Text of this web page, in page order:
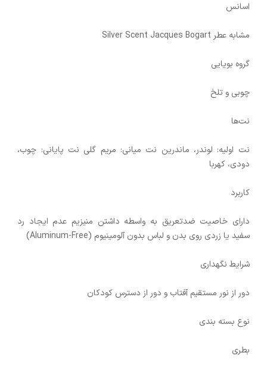
اسانس
مشابه عطر Silver Scent Jacques Bogart
گروه بویایی
چوبی و تلخ
نت‌ها
نت اولیه: لوندر، ماندرین نت میانی: مریم گلی نت پایانی: چوب،
دودی، کهربا
کاربرد
دارای خاصیت ضدتعریق به واسطه داشتن منیزیم عدم ایجاد رد
سفید یا زردی روی بدن و لباس بدون آلومینیوم (Aluminum-Free)
شرایط نگهداری
دور از نور مستقیم آفتاب و دور از دسترس کودکان
نوع بسته بندی
بطری